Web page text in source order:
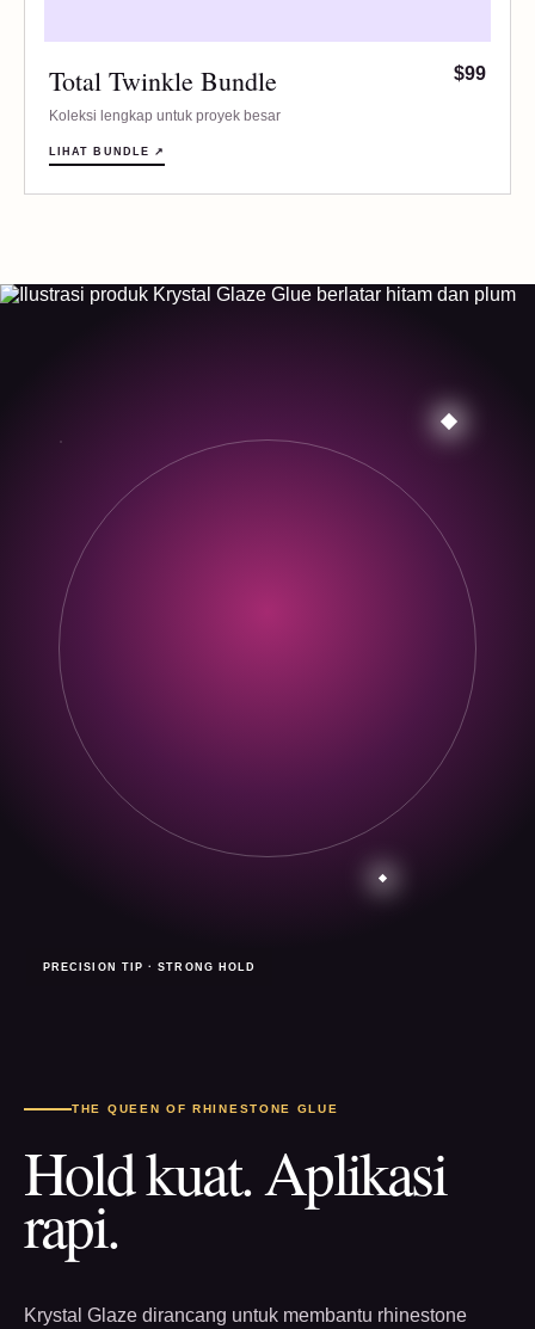
Total Twinkle Bundle
Koleksi lengkap untuk proyek besar
$99
LIHAT BUNDLE ↗
PRECISION TIP · STRONG HOLD
THE QUEEN OF RHINESTONE GLUE
Hold kuat. Aplikasi
rapi.
Krystal Glaze dirancang untuk membantu rhinestone